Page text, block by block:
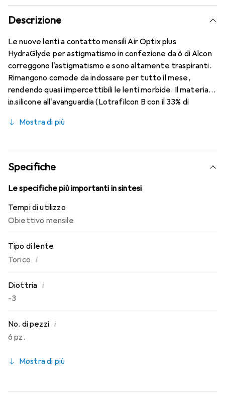
Descrizione
Le nuove lenti a contatto mensili Air Optix plus
HydraGlyde per astigmatismo in confezione da 6 di Alcon
correggono l'astigmatismo e sono altamente traspiranti.
Rimangono comode da indossare per tutto il mese,
rendendo quasi impercettibili le lenti morbide. Il materiale
in silicone all'avanguardia (Lotrafilcon B con il 33% di
HydraGlyde Moisture Matrix e la rinomata tecnologia
indossabilità che conosci. Comfort e assenza di fastidi per
tutto il giorno con le lenti mensili.
Mostra di più
Specifiche
Le specifiche più importanti in sintesi
Tempi di utilizzo
Obiettivo mensile
Tipo di lente
Torico i
Diottria i
-3
No. di pezzi i
6 pz.
Mostra di più